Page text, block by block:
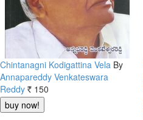
Chintanagni Kodigattina Vela By
Annapareddy Venkateswara
Reddy Rs. 150